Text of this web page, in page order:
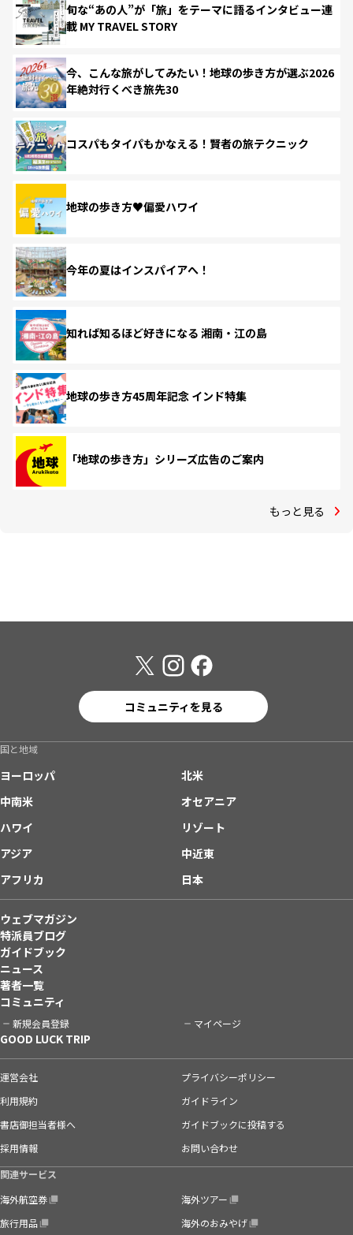
旬な“あの人”が「旅」をテーマに語るインタビュー連
載 MY TRAVEL STORY
今、こんな旅がしてみたい！地球の歩き方が選ぶ2026
年絶対行くべき旅先30
コスパもタイパもかなえる！賢者の旅テクニック
地球の歩き方♥偏愛ハワイ
今年の夏はインスパイアへ！
知れば知るほど好きになる 湘南・江の島
地球の歩き方45周年記念 インド特集
「地球の歩き方」シリーズ広告のご案内
もっと見る
コミュニティを見る
国と地域
ヨーロッパ
北米
中南米
オセアニア
ハワイ
リゾート
アジア
中近東
アフリカ
日本
ウェブマガジン
特派員ブログ
ガイドブック
ニュース
著者一覧
コミュニティ
新規会員登録 マイページ
GOOD LUCK TRIP
運営会社
プライバシーポリシー
利用規約
ガイドライン
書店御担当者様へ
ガイドブックに投稿する
採用情報
お問い合わせ
関連サービス
海外航空券
海外ツアー
旅行用品
海外のおみやげ